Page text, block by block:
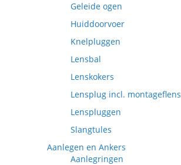
Geleide ogen
Huiddoorvoer
Knelpluggen
Lensbal
Lenskokers
Lensplug incl. montageflens
Lenspluggen
Slangtules
Aanlegen en Ankers
Aanlegringen